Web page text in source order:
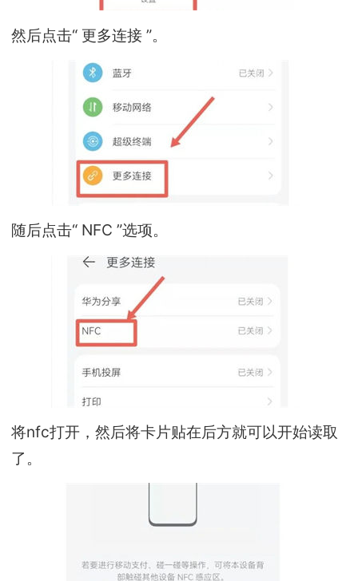
然后点击“ 更多连接 ”。
随后点击“ NFC ”选项。
将nfc打开，然后将卡片贴在后方就可以开始读取
了。